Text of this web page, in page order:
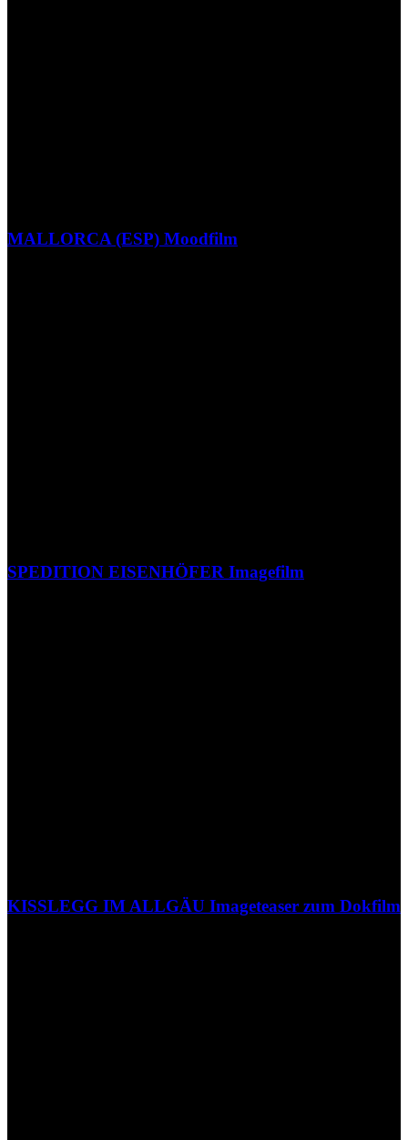
MALLORCA (ESP) Moodfilm
SPEDITION EISENHÖFER Imagefilm
KISSLEGG IM ALLGÄU Imageteaser zum Dokfilm